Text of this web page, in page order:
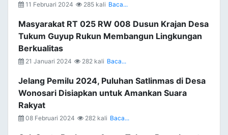
11 Februari 2024 285 kali Baca...
Masyarakat RT 025 RW 008 Dusun Krajan Desa
Tukum Guyup Rukun Membangun Lingkungan
Berkualitas
21 Januari 2024 282 kali Baca...
Jelang Pemilu 2024, Puluhan Satlinmas di Desa
Wonosari Disiapkan untuk Amankan Suara
Rakyat
08 Februari 2024 282 kali Baca...